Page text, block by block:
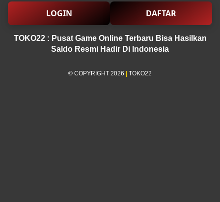
LOGIN DAFTAR
TOKO22 : Pusat Game Online Terbaru Bisa Hasilkan
Saldo Resmi Hadir Di Indonesia
© COPYRIGHT 2026 | TOKO22